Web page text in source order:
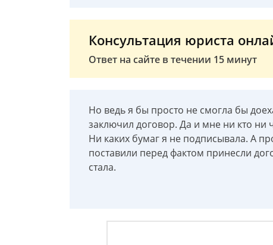
Консультация юриста
Ответ на сайте в течении 15 минут
Но ведь я бы просто не смогла бы
заключил договор. Да и мне ни кто ни
Ни каких бумаг я не подписывала. А
поставили перед фактом принесли
стала.